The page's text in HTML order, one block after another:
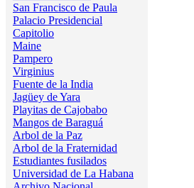
San Francisco de Paula
Palacio Presidencial
Capitolio
Maine
Pampero
Virginius
Fuente de la India
Jagüey de Yara
Playitas de Cajobabo
Mangos de Baraguá
Arbol de la Paz
Arbol de la Fraternidad
Estudiantes fusilados
Universidad de La Habana